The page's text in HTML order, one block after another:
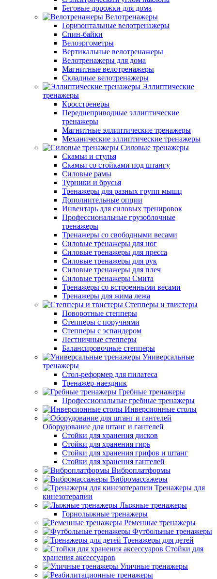
Беговые дорожки для дома
Велотренажеры
Горизонтальные велотренажеры
Спин-байки
Велоэргометры
Вертикальные велотренажеры
Велотренажеры для дома
Магнитные велотренажеры
Складные велотренажеры
Эллиптические
тренажеры
Кросстренеры
Переднеприводные эллиптические
тренажеры
Магнитные эллиптические тренажеры
Механические эллиптические тренажеры
Силовые тренажеры
Скамьи и стулья
Скамьи со стойками под штангу
Силовые рамы
Турники и брусья
Тренажеры для разных групп мышц
Дополнительные опции
Инвентарь для силовых тренировок
Профессиональные грузоблочные
тренажеры
Тренажеры со свободными весами
Силовые тренажеры для ног
Силовые тренажеры для пресса
Силовые тренажеры для рук
Силовые тренажеры для плеч
Силовые тренажеры Смита
Тренажеры со встроенными весами
Тренажеры для жима лежа
Степперы и твистеры
Поворотные степперы
Степперы с поручнями
Степперы с эспандером
Лестничные степперы
Балансировочные степперы
Универсальные
тренажеры
Стол-реформер для пилатеса
Тренажер-наездник
Гребные тренажеры
Профессиональные гребные тренажеры
Инверсионные столы
Оборудование для штанг и гантелей
Стойки для хранения дисков
Стойки для хранения гирь
Стойки для хранения грифов и штанг
Стойки для хранения гантелей
Виброплатформы
Вибромассажеры
Тренажеры для
кинезотерапии
Лыжные тренажеры
Горнолыжные тренажеры
Ременные тренажеры
Футбольные тренажеры
Тренажеры для детей
Стойки для
хранения аксессуаров
Уличные тренажеры